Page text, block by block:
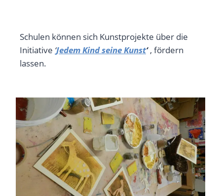
Schulen können sich Kunstprojekte über die
Initiative ‘Jedem Kind seine Kunst‘, fördern
lassen.